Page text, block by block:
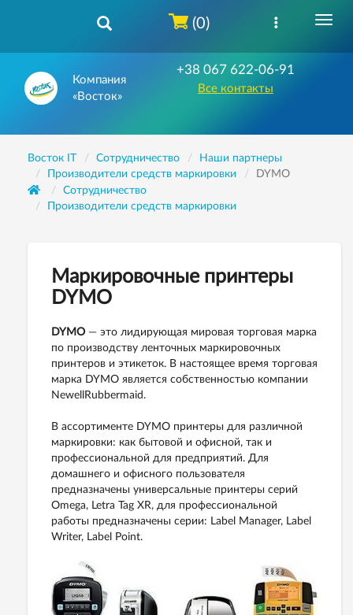
Компания
«Восток»
+38 067 622-06-91
Все контакты
(0)
Восток IT Сотрудничество
Наши партнеры
Производители средств маркировки
DYMO
Сотрудничество
Производители средств маркировки
Маркировочные принтеры
DYMO
DYMO — это лидирующая мировая торговая марка
по производству ленточных маркировочных
принтеров и этикеток. В настоящее время торговая
марка DYMO является собственностью компании
NewellRubbermaid.
В ассортименте DYMO принтеры для различной
маркировки: как бытовой и офисной, так и
профессиональной для предприятий. Для
домашнего и офисного пользователя
предназначены универсальные принтеры серий
Omega, Letra Tag XR, для профессиональной
работы предназначены серии: Label Manager, Label
Writer, Label Point.